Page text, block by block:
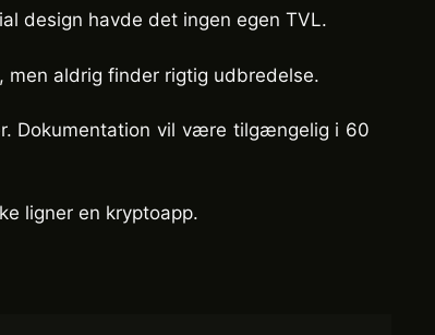
design havde det ingen egen TVL.
aldrig finder rigtig udbredelse.
Dokumentation vil være tilgængelig i 60
ligner en kryptoapp.